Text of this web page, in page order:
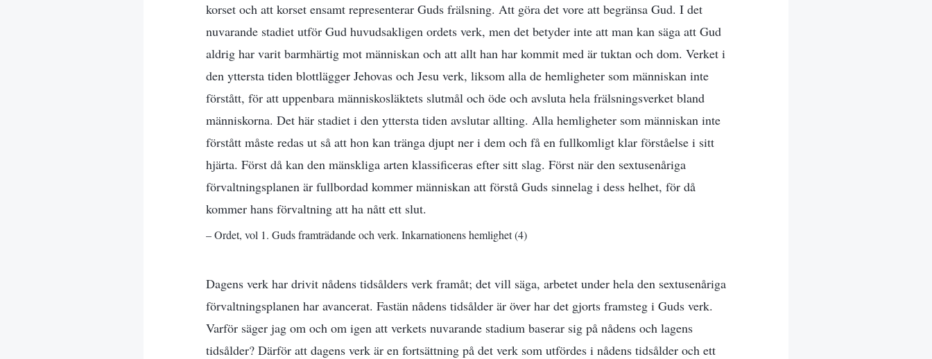
korset och att korset ensamt representerar Guds frälsning. Att göra det vore att begränsa Gud. I det
nuvarande stadiet utför Gud huvudsakligen ordets verk, men det betyder inte att man kan säga att Gud
aldrig har varit barmhärtig mot människan och att allt han har kommit med är tuktan och dom. Verket i
den yttersta tiden blottlägger Jehovas och Jesu verk, liksom alla de hemligheter som människan inte
förstått, för att uppenbara människosläktets slutmål och öde och avsluta hela frälsningsverket bland
människorna. Det här stadiet i den yttersta tiden avslutar allting. Alla hemligheter som människan inte
förstått måste redas ut så att hon kan tränga djupt ner i dem och få en fullkomligt klar förståelse i sitt
hjärta. Först då kan den mänskliga arten klassificeras efter sitt slag. Först när den sextusenåriga
förvaltningsplanen är fullbordad kommer människan att förstå Guds sinnelag i dess helhet, för då
kommer hans förvaltning att ha nått ett slut.
– Ordet, vol 1. Guds framträdande och verk. Inkarnationens hemlighet (4)
Dagens verk har drivit nådens tidsålders verk framåt; det vill säga, arbetet under hela den sextusenåriga
förvaltningsplanen har avancerat. Fastän nådens tidsålder är över har det gjorts framsteg i Guds verk.
Varför säger jag om och om igen att verkets nuvarande stadium baserar sig på nådens och lagens
tidsålder? Därför att dagens verk är en fortsättning på det verk som utfördes i nådens tidsålder och ett